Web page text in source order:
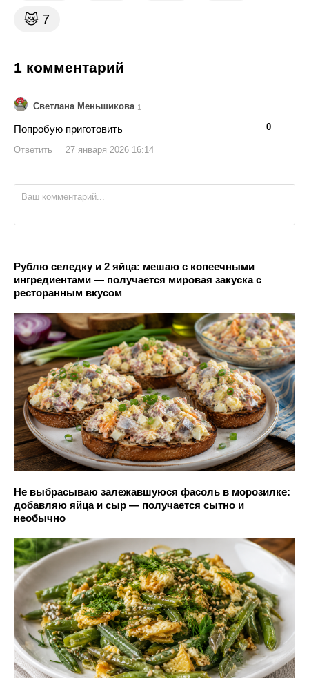
😿 7
1 комментарий
Светлана Меньшикова 1
0
Попробую приготовить
Ответить 27 января 2026 16:14
Рублю селедку и 2 яйца: мешаю с копеечными
ингредиентами — получается мировая закуска с
ресторанным вкусом
Не выбрасываю залежавшуюся фасоль в морозилке:
добавляю яйца и сыр — получается сытно и
необычно